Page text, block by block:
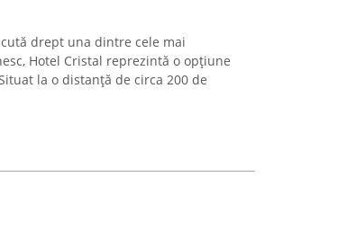
drept una dintre cele mai
Hotel Cristal reprezintă o opțiune
la o distanță de circa 200 de